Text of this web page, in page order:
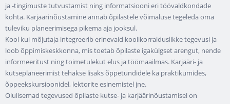
ja -tingimuste tutvustamist ning informatsiooni eri töövaldkondade
kohta. Karjäärinõustamine annab õpilastele võimaluse tegeleda oma
tuleviku planeerimisega pikema aja jooksul.
Kool kui mõjutaja integreerib erinevaid koolikorralduslikke tegevusi ja
loob õppimiskeskkonna, mis toetab õpilaste igakülgset arengut, nende
informeeritust ning toimetulekut elus ja töömaailmas. Karjääri- ja
kutseplaneerimist tehakse lisaks õppetundidele ka praktikumides,
õppeekskursioonidel, lektorite esinemistel jne.
Olulisemad tegevused õpilaste kutse- ja karjäärinõustamisel on